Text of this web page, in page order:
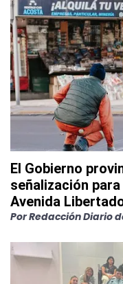
El Gobierno
señalización
Avenida
PorRedacción Diario